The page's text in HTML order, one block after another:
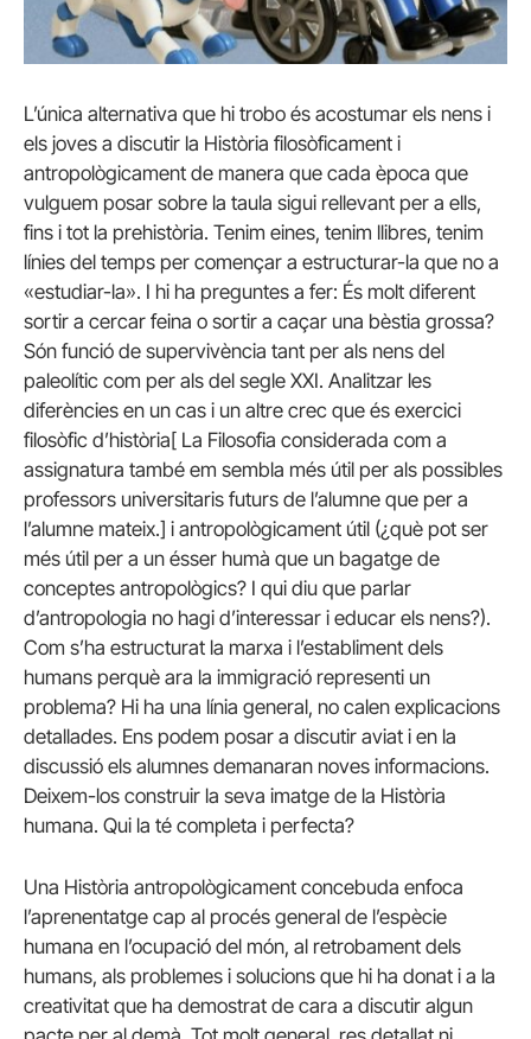
L’única alternativa que hi trobo és acostumar els nens i
els joves a discutir la Història filosòficament i
antropològicament de manera que cada època que
vulguem posar sobre la taula sigui rellevant per a ells,
fins i tot la prehistòria. Tenim eines, tenim llibres, tenim
línies del temps per començar a estructurar-la que no a
«estudiar-la». I hi ha preguntes a fer: És molt diferent
sortir a cercar feina o sortir a caçar una bèstia grossa?
Són funció de supervivència tant per als nens del
paleolític com per als del segle XXI. Analitzar les
diferències en un cas i un altre crec que és exercici
filosòfic d’història[ La Filosofia considerada com a
assignatura també em sembla més útil per als possibles
professors universitaris futurs de l’alumne que per a
l’alumne mateix.] i antropològicament útil (¿què pot ser
més útil per a un ésser humà que un bagatge de
conceptes antropològics? I qui diu que parlar
d’antropologia no hagi d’interessar i educar els nens?).
Com s’ha estructurat la marxa i l’establiment dels
humans perquè ara la immigració representi un
problema? Hi ha una línia general, no calen explicacions
detallades. Ens podem posar a discutir aviat i en la
discussió els alumnes demanaran noves informacions.
Deixem-los construir la seva imatge de la Història
humana. Qui la té completa i perfecta?
Una Història antropològicament concebuda enfoca
l’aprenentatge cap al procés general de l’espècie
humana en l’ocupació del món, al retrobament dels
humans, als problemes i solucions que hi ha donat i a la
creativitat que ha demostrat de cara a discutir algun